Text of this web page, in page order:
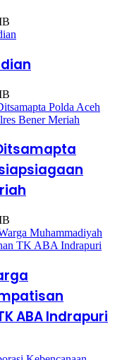
ABA Indrapuri